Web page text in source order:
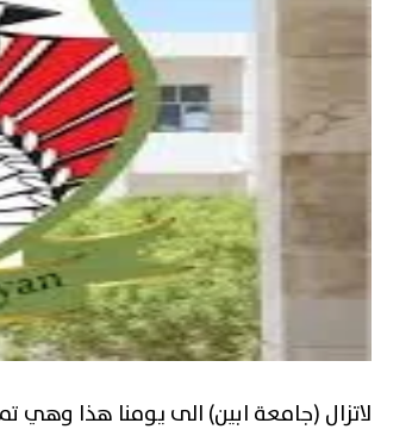
لاتزال (جامعة ابين) الى يومنا هذا وهي